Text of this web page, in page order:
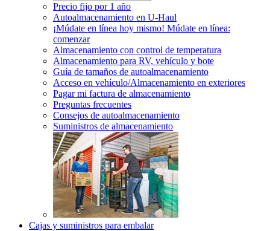
Precio fijo por 1 año
Autoalmacenamiento en U-Haul
¡Múdate en línea hoy mismo! Múdate en línea:
comenzar
Almacenamiento con control de temperatura
Almacenamiento para RV, vehículo y bote
Guía de tamaños de autoalmacenamiento
Acceso en vehículo/Almacenamiento en exteriores
Pagar mi factura de almacenamiento
Preguntas frecuentes
Consejos de autoalmacenamiento
Suministros de almacenamiento
Cajas y suministros para embalar